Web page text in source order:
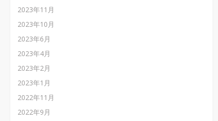
2023年11月
2023年10月
2023年6月
2023年4月
2023年2月
2023年1月
2022年11月
2022年9月